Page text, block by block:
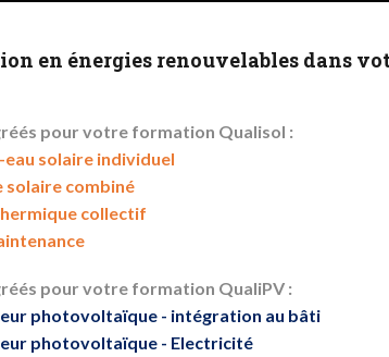
en énergies renouvelables dans
pour votre formation Qualisol :
solaire individuel
solaire combiné
collectif
pour votre formation QualiPV :
photovoltaïque - intégration au bâti
photovoltaïque - Electricité